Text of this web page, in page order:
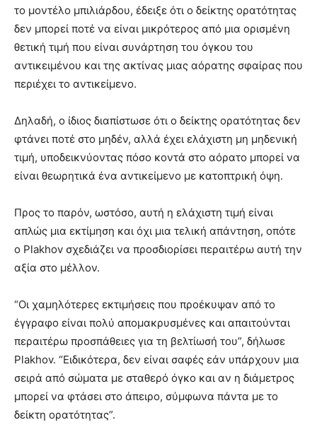
το μοντέλο μπιλιάρδου, έδειξε ότι ο δείκτης ορατότητας
δεν μπορεί ποτέ να είναι μικρότερος από μια ορισμένη
θετική τιμή που είναι συνάρτηση του όγκου του
αντικειμένου και της ακτίνας μιας αόρατης σφαίρας που
περιέχει το αντικείμενο.
Δηλαδή, ο ίδιος διαπίστωσε ότι ο δείκτης ορατότητας δεν
φτάνει ποτέ στο μηδέν, αλλά έχει ελάχιστη μη μηδενική
τιμή, υποδεικνύοντας πόσο κοντά στο αόρατο μπορεί να
είναι θεωρητικά ένα αντικείμενο με κατοπτρική όψη.
Προς το παρόν, ωστόσο, αυτή η ελάχιστη τιμή είναι
απλώς μια εκτίμηση και όχι μια τελική απάντηση, οπότε
ο Plakhov σχεδιάζει να προσδιορίσει περαιτέρω αυτή την
αξία στο μέλλον.
“Οι χαμηλότερες εκτιμήσεις που προέκυψαν από το
έγγραφο είναι πολύ απομακρυσμένες και απαιτούνται
περαιτέρω προσπάθειες για τη βελτίωσή του”, δήλωσε
Plakhov. “Ειδικότερα, δεν είναι σαφές εάν υπάρχουν μια
σειρά από σώματα με σταθερό όγκο και αν η διάμετρος
μπορεί να φτάσει στο άπειρο, σύμφωνα πάντα με το
δείκτη ορατότητας”.